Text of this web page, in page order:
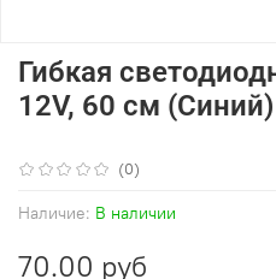
(0)
Наличие: В наличии
Гибкая
12V, 60 см (Синий)
70.00 руб